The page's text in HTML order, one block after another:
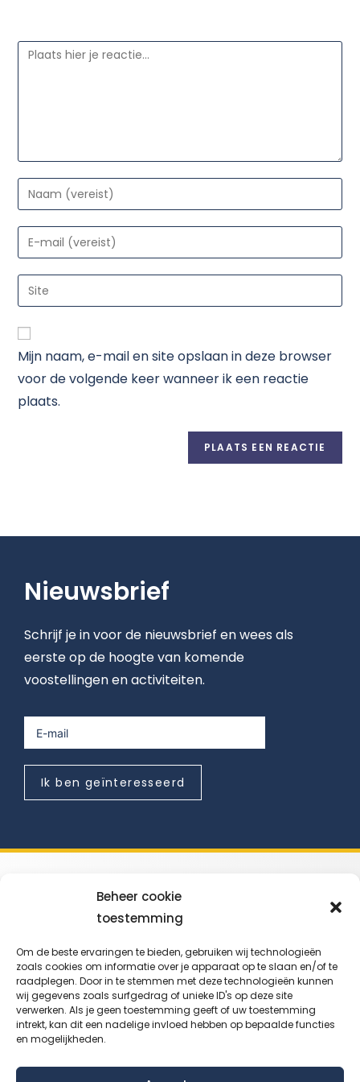
Beheer cookie
toestemming
Om de beste ervaringen te bieden, gebruiken wij technologieën
zoals cookies om informatie over je apparaat op te slaan en/of te
raadplegen. Door in te stemmen met deze technologieën kunnen
wij gegevens zoals surfgedrag of unieke ID's op deze site
verwerken. Als je geen toestemming geeft of uw toestemming
intrekt, kan dit een nadelige invloed hebben op bepaalde functies
en mogelijkheden.
Mijn naam, e-mail en site opslaan in deze browser
voor de volgende keer wanneer ik een reactie
plaats.
Nieuwsbrief
Schrijf je in voor de nieuwsbrief en wees als
eerste op de hoogte van komende
voostellingen en activiteiten.
Ik ben geïnteresseerd
Diestsesteenweg 537
3010 Kessel-Lo
info@improfiel.be